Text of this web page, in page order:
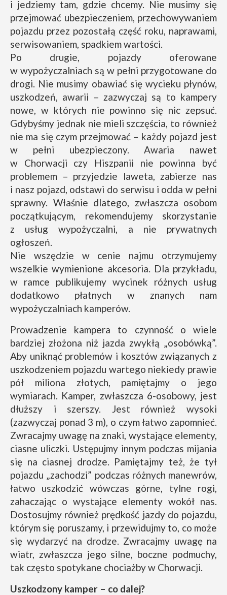
i jedziemy tam, gdzie chcemy. Nie musimy się
przejmować ubezpieczeniem, przechowywaniem
pojazdu przez pozostałą część roku, naprawami,
serwisowaniem, spadkiem wartości.
Po drugie, pojazdy oferowane
w wypożyczalniach są w pełni przygotowane do
drogi. Nie musimy obawiać się wycieku płynów,
uszkodzeń, awarii – zazwyczaj są to kampery
nowe, w których nie powinno się nic zepsuć.
Gdybyśmy jednak nie mieli szczęścia, to również
nie ma się czym przejmować – każdy pojazd jest
w pełni ubezpieczony. Awaria nawet
w Chorwacji czy Hiszpanii nie powinna być
problemem – przyjedzie laweta, zabierze nas
i nasz pojazd, odstawi do serwisu i odda w pełni
sprawny. Właśnie dlatego, zwłaszcza osobom
początkującym, rekomendujemy skorzystanie
z usług wypożyczalni, a nie prywatnych
ogłoszeń.
Nie wszędzie w cenie najmu otrzymujemy
wszelkie wymienione akcesoria. Dla przykładu,
w ramce publikujemy wycinek różnych usług
dodatkowo płatnych w znanych nam
wypożyczalniach kamperów.
Prowadzenie kampera to czynność o wiele
bardziej złożona niż jazda zwykłą „osobówką”.
Aby uniknąć problemów i kosztów związanych z
uszkodzeniem pojazdu wartego niekiedy prawie
pół miliona złotych, pamiętajmy o jego
wymiarach. Kamper, zwłaszcza 6-osobowy, jest
dłuższy i szerszy. Jest również wysoki
(zazwyczaj ponad 3 m), o czym łatwo zapomnieć.
Zwracajmy uwagę na znaki, wystające elementy,
ciasne uliczki. Ustępujmy innym podczas mijania
się na ciasnej drodze. Pamiętajmy też, że tył
pojazdu „zachodzi” podczas różnych manewrów,
łatwo uszkodzić wówczas górne, tylne rogi,
zahaczając o wystające elementy wokół nas.
Dostosujmy również prędkość jazdy do pojazdu,
którym się poruszamy, i przewidujmy to, co może
się wydarzyć na drodze. Zwracajmy uwagę na
wiatr, zwłaszcza jego silne, boczne podmuchy,
tak często spotykane chociażby w Chorwacji.
Uszkodzony kamper – co dalej?